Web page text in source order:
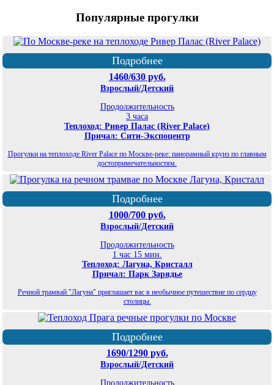
Популярные прогулки
Подробнее
1460/630 руб.
Взрослый/Детский
Продолжительность
3 часа
Теплоход: Ривер Палас (River Palace)
Причал: Сити-Экспоцентр
Прогулки на теплоходе River Palace по Москве-реке: панорамный круиз по главным
достопримечательностям.
Подробнее
1000/700 руб.
Взрослый/Детский
Продолжительность
1 час 15 мин.
Теплоход: Лагуна, Кристалл
Причал: Парк Зарядье
Речной трамвай "Лагуна" приглашает вас в необычное путешествие по сердцу
столицы.
Подробнее
1690/1290 руб.
Взрослый/Детский
Продолжительность